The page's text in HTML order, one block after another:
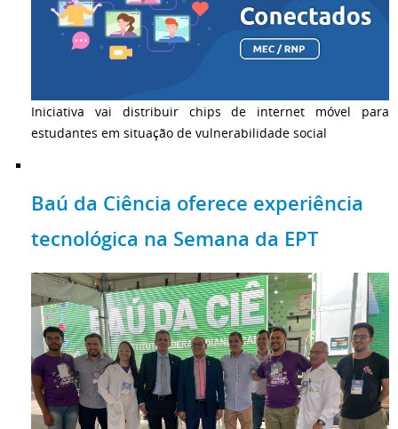
Iniciativa vai distribuir chips de internet móvel para
estudantes em situação de vulnerabilidade social
Baú da Ciência oferece experiência
tecnológica na Semana da EPT